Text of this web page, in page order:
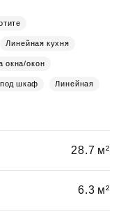
Линейная кухня
окна/окон
шкаф Линейная
28.7 м²
6.3 м²